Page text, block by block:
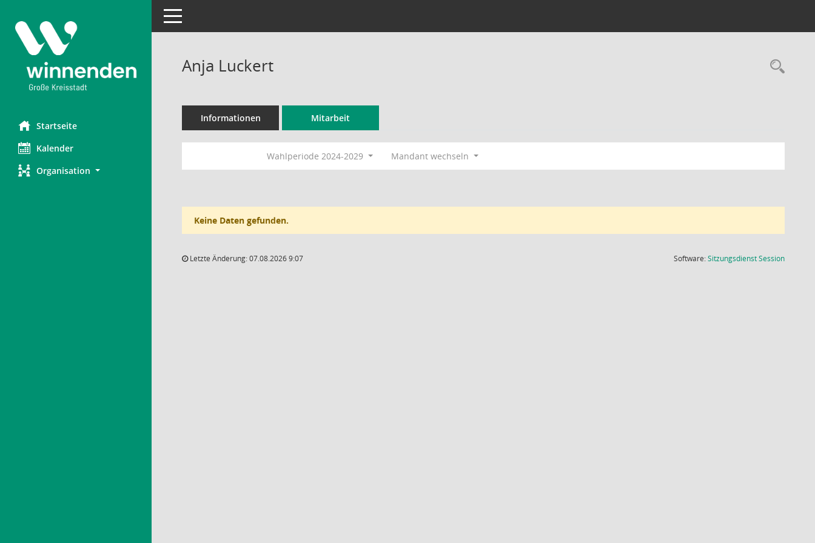
Startseite
Kalender
Organisation
Toggle navigation
Anja Luckert
Informationen Mitarbeit
Wahlperiode 2024-2029 Mandant wechseln
Keine Daten gefunden.
Letzte Änderung: 07.08.2026 9:07 Software:SitzungsdienstSession(Wird in